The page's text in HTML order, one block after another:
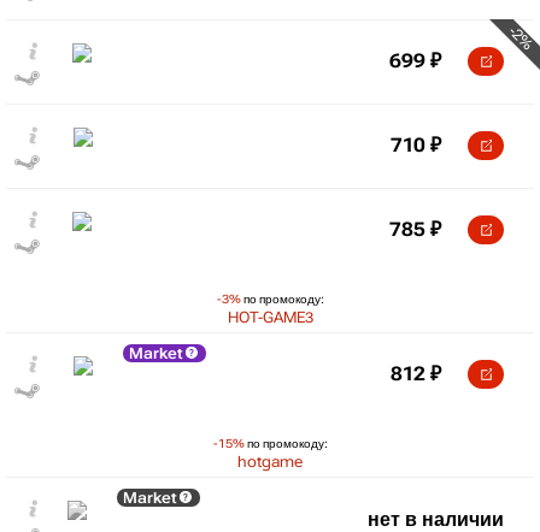
-2%
699 ₽
710 ₽
-3%по промокоду:
HOT-GAME3
785 ₽
Market
-15%по промокоду:
hotgame
812 ₽
Market
нет в наличии